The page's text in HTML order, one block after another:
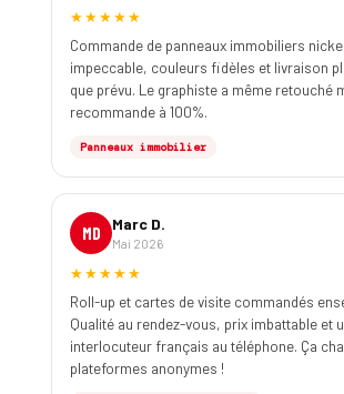
★★★★★
Commande de panneaux immobiliers
impeccable, couleurs fidèles et livraison
que prévu. Le graphiste a même retouché
recommande à 100%.
Panneaux immobilier
MD Marc D.
Mai 2026
★★★★★
Roll-up et cartes de visite commandés
Qualité au rendez-vous, prix imbattable et
interlocuteur français au téléphone. Ça
plateformes anonymes !